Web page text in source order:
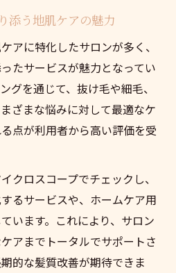
添う地肌ケアの魅力
アに特化したサロンが多く、
たサービスが魅力となってい
グを通じて、抜け毛や細毛、
ざまな悩みに対して最適なケ
点が利用者から高い評価を受
クロスコープでチェックし、
るサービスや、ホームケア用
います。これにより、サロン
アまでトータルでサポートさ
的な髪質改善が期待できま